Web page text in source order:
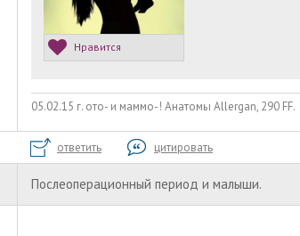
Нравится
05.02.15 г. ото- и маммо-! Анатомы Allergan, 290 FF.
ответить цитировать
Послеоперационный период и малыши.